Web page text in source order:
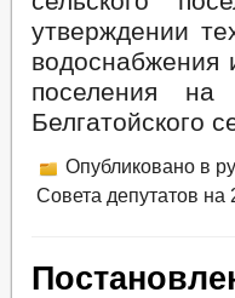
утверждении
водоснабжения
поселения
Белгатойского
Опубликовано в
Совета депутатов на